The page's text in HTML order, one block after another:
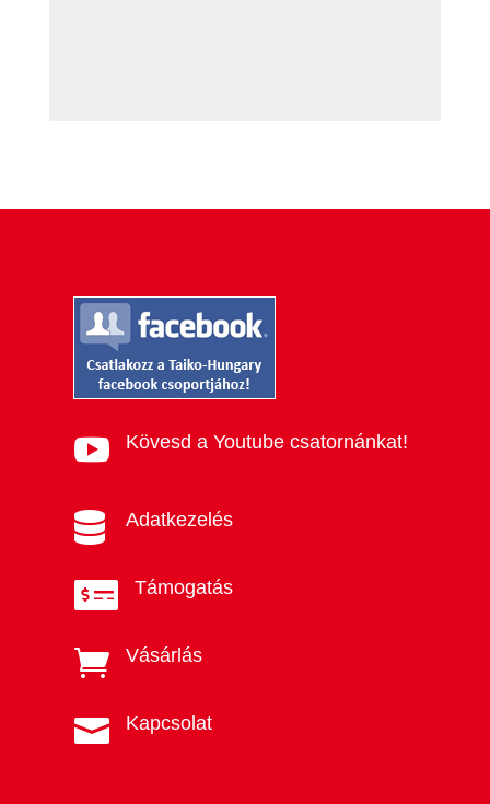
 Kövesd a Youtube csatornánkat!
 Adatkezelés
 Támogatás
 Vásárlás
 Kapcsolat